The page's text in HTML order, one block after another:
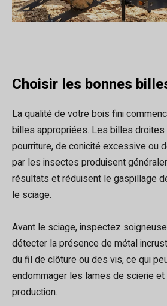
Choisir les bonnes
La qualité de votre bois fini
billes appropriées. Les billes droites
pourriture, de conicité excessive ou
par les insectes produisent
résultats et réduisent le gaspillage
le sciage.
Avant le sciage, inspectez
détecter la présence de métal
du fil de clôture ou des vis, ce qui
endommager les lames de scierie
production.